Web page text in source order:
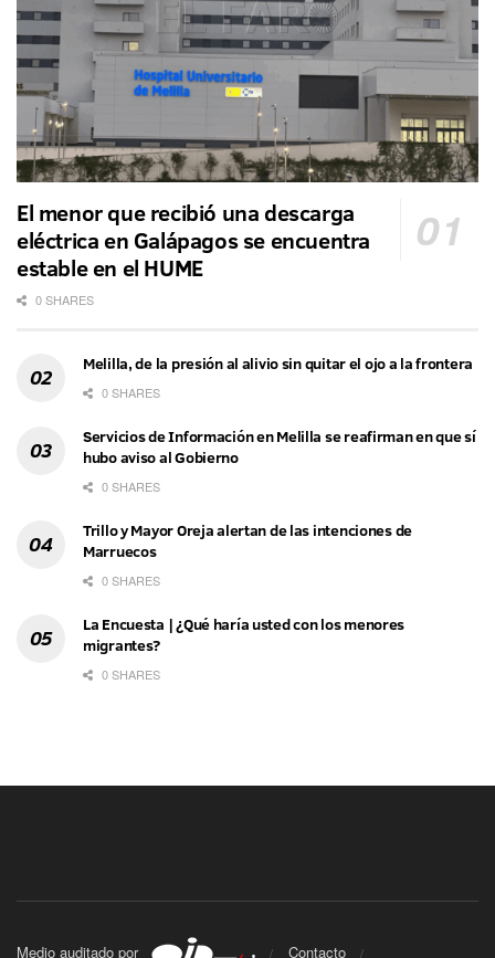
El menor que recibió una descarga
eléctrica en Galápagos se encuentra
estable en el HUME
0 SHARES
Melilla, de la presión al alivio sin quitar el ojo a la frontera
0 SHARES
Servicios de Información en Melilla se reafirman en que sí
hubo aviso al Gobierno
0 SHARES
Trillo y Mayor Oreja alertan de las intenciones de
Marruecos
0 SHARES
La Encuesta | ¿Qué haría usted con los menores
migrantes?
0 SHARES
Medio auditado por Contacto